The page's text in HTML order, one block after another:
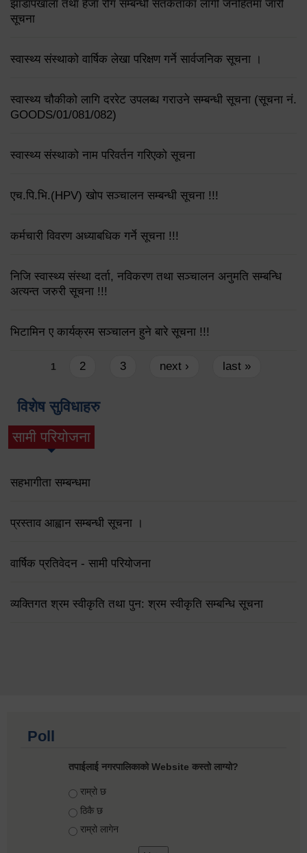
झाडापखाला तथा हैजा रोग सम्बन्धी सतर्कताका लागी जनहितमा जारी
सूचना
स्वास्थ्य संस्थाको वार्षिक लेखा परिक्षण गर्ने सार्वजनिक सूचना ।
स्वास्थ्य चौकीको लागि दररेट उपलब्ध गराउने सम्बन्धी सूचना (सूचना नं.
GOODS/01/081/082)
स्वास्थ्य संस्थाको नाम परिवर्तन गरिएको सूचना
एच.पि.भि.(HPV) खोप सञ्चालन सम्बन्धी सूचना !!!
कर्मचारी विवरण अध्याबधिक गर्ने सूचना !!!
निजि स्वास्थ्य संस्था दर्ता, नविकरण तथा सञ्चालन अनुमति सम्बन्धि
अत्यन्त जरुरी सूचना !!!
भिटामिन ए कार्यक्रम सञ्चालन हुने बारे सूचना !!!
Pages
1 2 3 next › last »
विशेष सुविधाहरु
सामी परियोजना
(active tab)
सहभागीता सम्बन्धमा
प्रस्ताव आह्वान सम्बन्धी सूचना ।
वार्षिक प्रतिवेदन - सामी परियोजना
व्यक्तिगत श्रम स्वीकृति तथा पुन: श्रम स्वीकृति सम्बन्धि सूचना
Poll
तपाईलाई नगरपालिकाको Website कस्तो लाग्यो?
Choices
राम्रो छ
ठिकै छ
राम्रो लागेन